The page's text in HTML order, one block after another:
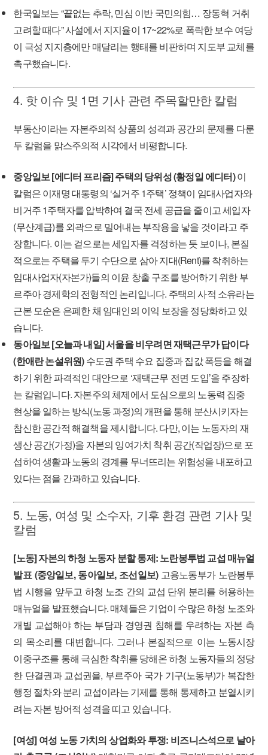
한국일보는 “끝없는 추락, 민심 이반 국민의힘… 장동혁 거취
고려할 때다” 사설에서 지지율이 17~22%로 폭락한 보수 여당
이 극성 지지층에만 매달리는 행태를 비판하며 지도부 교체를
촉구했습니다.
4. 핫 이슈 및 1면 기사 관련 주목할만한 칼럼
부동산이라는 자본주의적 상품의 성격과 공간의 문제를 다룬
두 칼럼을 맑스주의적 시각에서 비평합니다.
중앙일보 [에디터 프리즘] 주택의 당위성 (황정일 에디터)이
칼럼은 이재명 대통령의 ‘실거주 1주택’ 정책이 임대사업자와
비거주 1주택자를 압박하여 결국 전세 공급을 줄이고 세입자
(무산계급)를 외곽으로 밀어내는 부작용을 낳을 것이라고 주
장합니다. 이는 겉으로는 세입자를 걱정하는 듯 보이나, 본질
적으로는 주택을 투기 수단으로 삼아 지대(Rent)를 착취하는
임대사업자(자본가)들의 이윤 창출 구조를 방어하기 위한 부
르주아 경제학의 전형적인 논리입니다. 주택의 사적 소유라는
근본 모순은 은폐한 채 임대인의 이익 보장을 정당화하고 있
습니다.
동아일보 [오늘과 내일] 서울을 비우려면 재택근무가 답이다
(한애란 논설위원)수도권 주택 수요 집중과 집값 폭등을 해결
하기 위한 파격적인 대안으로 ‘재택근무 전면 도입’을 주장하
는 칼럼입니다. 자본주의 체제에서 도심으로의 노동력 집중
현상을 일하는 방식(노동 과정)의 개편을 통해 분산시키자는
참신한 공간적 해결책을 제시합니다. 다만, 이는 노동자의 재
생산 공간(가정)을 자본의 잉여가치 착취 공간(작업장)으로 포
섭하여 생활과 노동의 경계를 무너뜨리는 위험성을 내포하고
있다는 점을 간과하고 있습니다.
5. 노동, 여성 및 소수자, 기후 환경 관련 기사 및
칼럼
[노동] 자본의 하청 노동자 분할 통제: 노란봉투법 교섭 매뉴얼
발표 (중앙일보, 동아일보, 조선일보)고용노동부가 노란봉투
법 시행을 앞두고 하청 노조 간의 교섭 단위 분리를 허용하는
매뉴얼을 발표했습니다. 매체들은 기업이 수많은 하청 노조와
개별 교섭해야 하는 부담과 경영권 침해를 우려하는 자본 측
의 목소리를 대변합니다. 그러나 본질적으로 이는 노동시장
이중구조를 통해 극심한 착취를 당해온 하청 노동자들의 정당
한 단결권과 교섭권을, 부르주아 국가 기구(노동부)가 복잡한
행정 절차와 분리 교섭이라는 기제를 통해 통제하고 분열시키
려는 자본 방어적 성격을 띠고 있습니다.
[여성] 여성 노동 가치의 상업화와 투쟁: 비즈니스석으로 날아